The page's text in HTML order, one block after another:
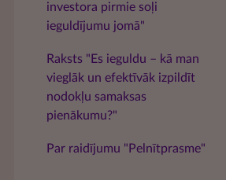
investora pirmie soļi
ieguldījumu jomā"
Raksts "Es ieguldu – kā man
vieglāk un efektīvāk izpildīt
nodokļu samaksas
pienākumu?"
Par raidījumu "Pelnītprasme"